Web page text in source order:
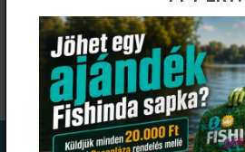
was:
11
270 Ft.
is:
9
579 Ft.
damil.hu
KOSÁRBA TESZEM